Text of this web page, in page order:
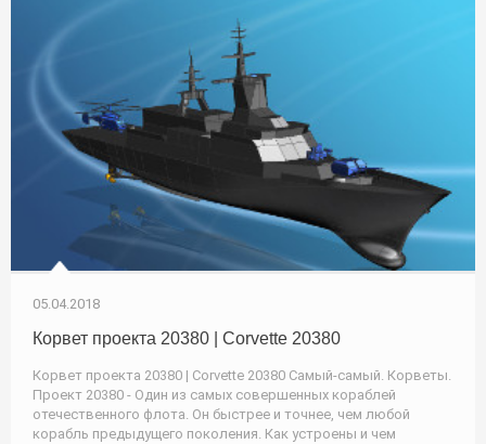
05.04.2018
Корвет проекта 20380 | Corvette 20380
Корвет проекта 20380 | Corvette 20380 Самый-самый. Корветы.
Проект 20380 - Один из самых совершенных кораблей
отечественного флота. Он быстрее и точнее, чем любой
корабль предыдущего поколения. Как устроены и чем